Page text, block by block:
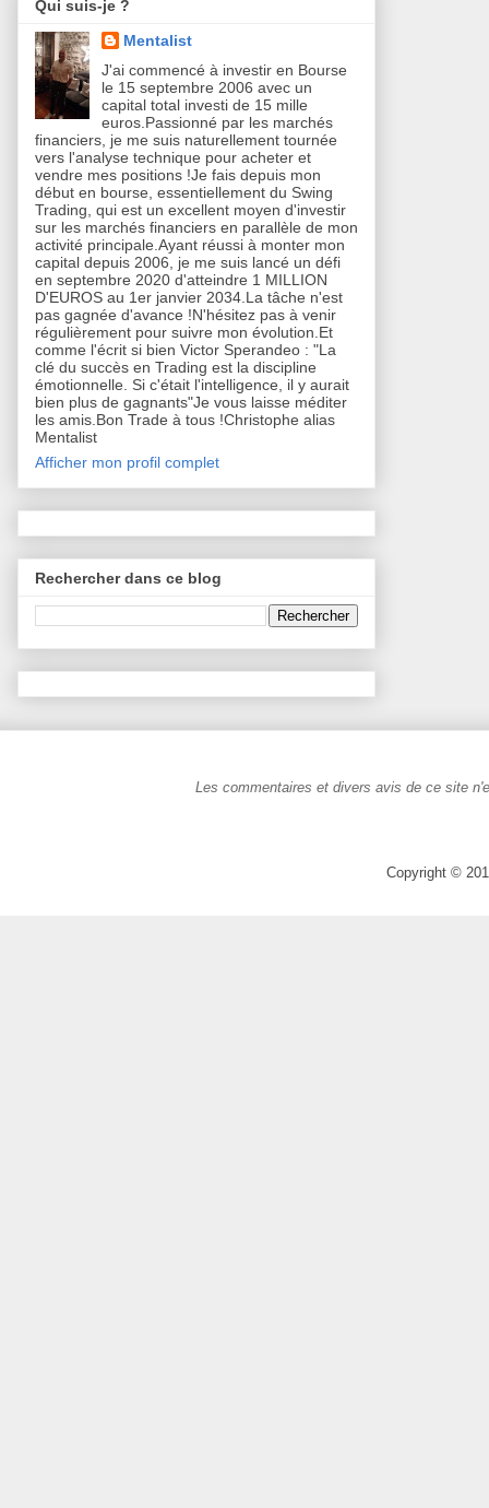
Qui suis-je ?
Mentalist
J'ai commencé à investir en Bourse
le 15 septembre 2006 avec un
capital total investi de 15 mille
euros.Passionné par les marchés
financiers, je me suis naturellement tournée
vers l'analyse technique pour acheter et
vendre mes positions !Je fais depuis mon
début en bourse, essentiellement du Swing
Trading, qui est un excellent moyen d'investir
sur les marchés financiers en parallèle de mon
activité principale.Ayant réussi à monter mon
capital depuis 2006, je me suis lancé un défi
en septembre 2020 d'atteindre 1 MILLION
D'EUROS au 1er janvier 2034.La tâche n'est
pas gagnée d'avance !N'hésitez pas à venir
régulièrement pour suivre mon évolution.Et
comme l'écrit si bien Victor Sperandeo : "La
clé du succès en Trading est la discipline
émotionnelle. Si c'était l'intelligence, il y aurait
bien plus de gagnants"Je vous laisse méditer
les amis.Bon Trade à tous !Christophe alias
Mentalist
Afficher mon profil complet
Rechercher dans ce blog
Les commentaires et divers avis de ce site
Copyright ©